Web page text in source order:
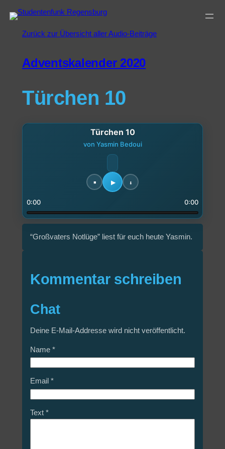
Zurück zur Übersicht aller Audio-Beiträge
Adventskalender 2020
Türchen 10
Türchen 10
von Yasmin Bedoui
0:00 0:00
“Großvaters Notlüge” liest für euch heute Yasmin.
Kommentar schreiben
Chat
Deine E-Mail-Addresse wird nicht veröffentlicht.
Name *
Email *
Text *